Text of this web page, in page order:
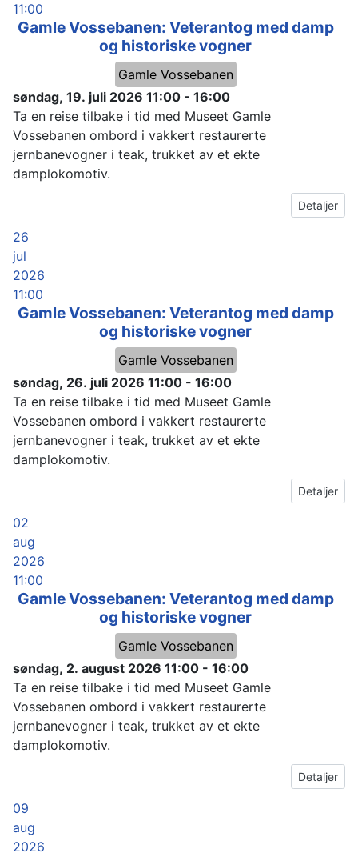
11:00
Gamle Vossebanen: Veterantog med damp
og historiske vogner
Gamle Vossebanen
søndag, 19. juli 2026 11:00 - 16:00
Ta en reise tilbake i tid med Museet Gamle
Vossebanen ombord i vakkert restaurerte
jernbanevogner i teak, trukket av et ekte
damplokomotiv.
Detaljer
26
jul
2026
11:00
Gamle Vossebanen: Veterantog med damp
og historiske vogner
Gamle Vossebanen
søndag, 26. juli 2026 11:00 - 16:00
Ta en reise tilbake i tid med Museet Gamle
Vossebanen ombord i vakkert restaurerte
jernbanevogner i teak, trukket av et ekte
damplokomotiv.
Detaljer
02
aug
2026
11:00
Gamle Vossebanen: Veterantog med damp
og historiske vogner
Gamle Vossebanen
søndag, 2. august 2026 11:00 - 16:00
Ta en reise tilbake i tid med Museet Gamle
Vossebanen ombord i vakkert restaurerte
jernbanevogner i teak, trukket av et ekte
damplokomotiv.
Detaljer
09
aug
2026